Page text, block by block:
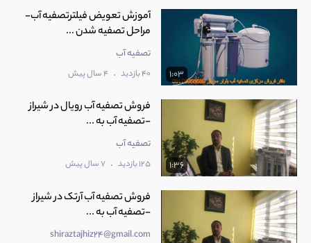
1:03
آموزش تعویض فیلترتصفیه آب-
مراحل تصفیه شدن ...
تصفیه آب
40 بازدید . 4 سال پیش
1:36
فروش تصفیه آب رویال در شیراز
-تصفیه آب به ...
تصفیه آب
125 بازدید . 7 سال پیش
فروش تصفیه آب آرتک در شیراز
-تصفیه آب به ...
shiraztajhiz24@gmail.com